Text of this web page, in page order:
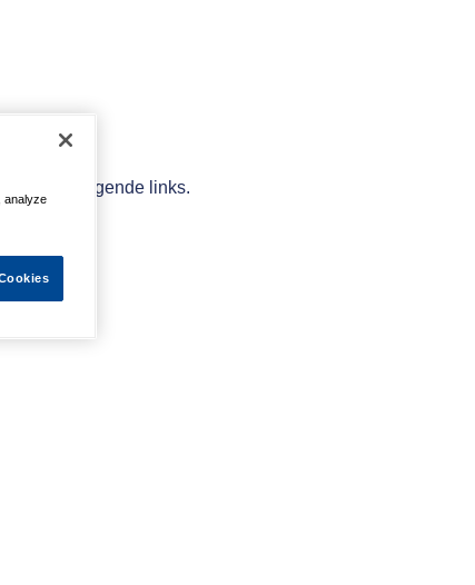
met de volgende links.
analyze